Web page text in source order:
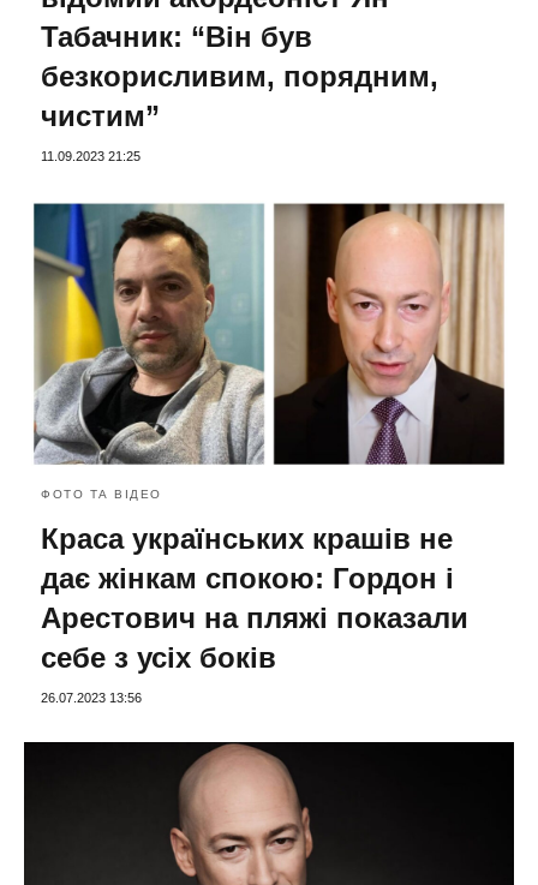
Табачник: “Він був
безкорисливим, порядним,
чистим”
11.09.2023 21:25
ФОТО ТА ВІДЕО
Краса українських крашів не
дає жінкам спокою: Гордон і
Арестович на пляжі показали
себе з усіх боків
26.07.2023 13:56